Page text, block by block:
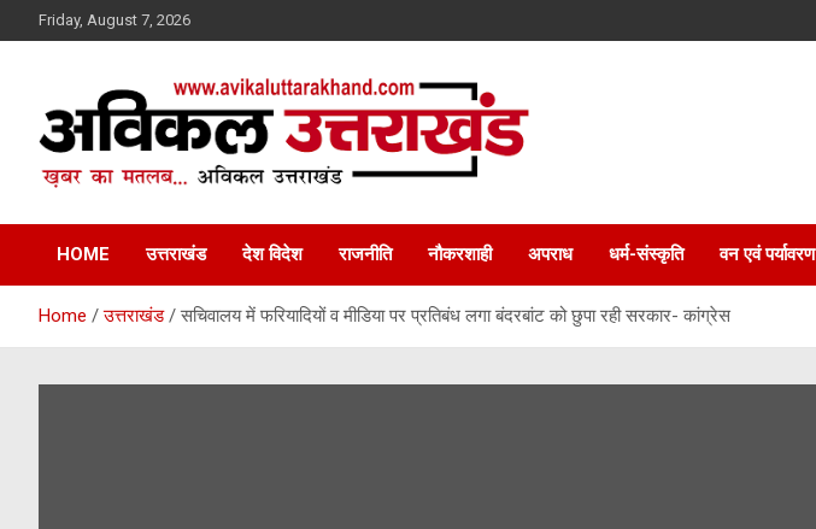
to
Friday, August 7, 2026
Avikal Uttarakhand
HOME उत्तराखंड देश विदेश राजनीति नौकरशाही अपराध धर्म-संस्कृति वन एवं पर्यावरण
Home उत्तराखंड सचिवालय में फरियादियों व मीडिया पर प्रतिबंध लगा बंदरबांट को छुपा रही सरकार- कांग्रेस